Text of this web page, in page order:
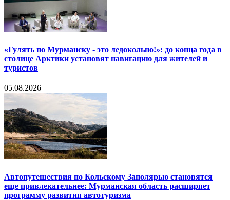
«Гулять по Мурманску - это ледокольно!»: до конца года в
столице Арктики установят навигацию для жителей и
туристов
05.08.2026
Автопутешествия по Кольскому Заполярью становятся
еще привлекательнее: Мурманская область расширяет
программу развития автотуризма